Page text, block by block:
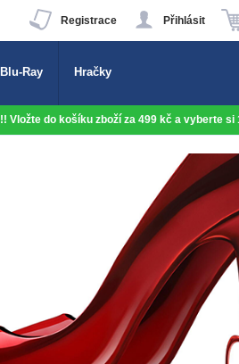
Přihlásit
Registrace
Blu-Ray Hračky
!! Vložte do košíku zboží za 499 kč a vyberte si